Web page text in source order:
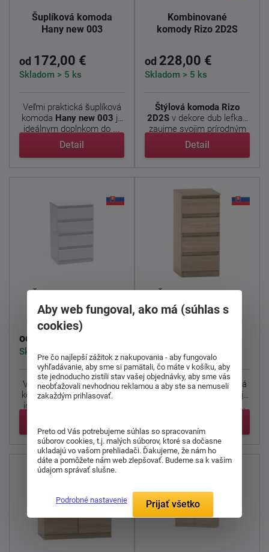
Šuplíková komoda
Hany new 003
od 172,00 €
Skladom > 5 ks
Veľmi praktická šuplíková
komoda Hany new 003 je
ideálnym doplnkom do ...
Detail
Kombinované
komody Rizo 2D2S
od 228,00 €
Skladom > 5 ks
Štýlová komoda Rizo
2D2S v dekore dub lefkas
zaujme svojim prírodným
...
Detail
Šuplíková komoda
Hany new 014
od
Skladom > 5 ks
Veľmi praktická šuplíková
komodaHany new 009
ideálnym doplnkom do ...
Šuplíková komoda
Hany new 009
Skladom > 5 ks
Veľmi praktická šuplíková
je
ideálnym doplnkom do ...
Aby web fungoval, ako má (súhlas s
cookies)
Pre čo najlepší zážitok z nakupovania - aby fungovalo
vyhľadávanie, aby sme si pamätali, čo máte v košíku, aby
ste jednoducho zistili stav vašej objednávky, aby sme vás
neobťažovali nevhodnou reklamou a aby ste sa nemuseli
zakaždým prihlasovať.
Preto od Vás potrebujeme súhlas so spracovaním
súborov cookies, t.j. malých súborov, ktoré sa dočasne
ukladajú vo vašom prehliadači. Ďakujeme, že nám ho
dáte a pomôžete nám web zlepšovať. Budeme sa k vašim
údajom správať slušne.
Podrobné nastavenie Prijať všetko